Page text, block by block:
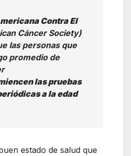
Contra El
Cáncer Society)
las personas que
promedio de
las pruebas
a la edad
estado de salud que